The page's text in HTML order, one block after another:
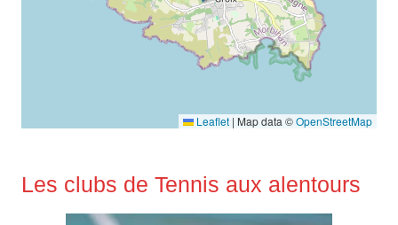
Leaflet | Map data ©OpenStreetMap
Les clubs de Tennis aux alentours